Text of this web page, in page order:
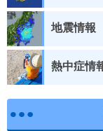
地震情報
熱中症情